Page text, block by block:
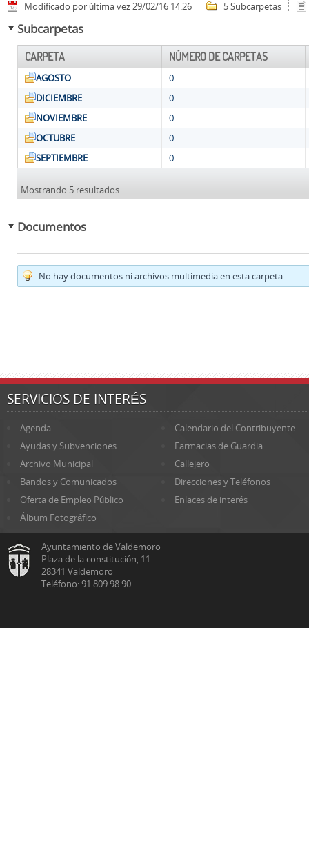
Modificado por última vez 29/02/16 14:26 5 Subcarpetas
Subcarpetas
CARPETA NÚMERO DE CARPETAS
AGOSTO
0
DICIEMBRE
0
NOVIEMBRE
0
OCTUBRE
0
SEPTIEMBRE
0
Mostrando 5 resultados.
Documentos
No hay documentos ni archivos multimedia en esta carpeta.
SERVICIOS DE INTERÉS
Agenda
Calendario del Contribuyente
Ayudas y Subvenciones
Farmacias de Guardia
Archivo Municipal
Callejero
Bandos y Comunicados
Direcciones y Teléfonos
Oferta de Empleo Público
Enlaces de interés
Álbum Fotográfico
Ayuntamiento de Valdemoro
Plaza de la constitución, 11
28341 Valdemoro
Teléfono: 91 809 98 90